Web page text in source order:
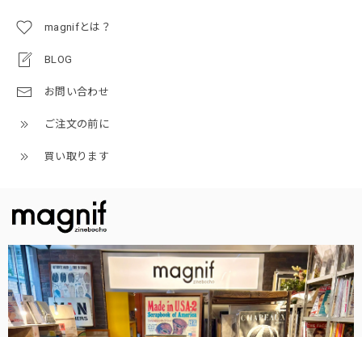
magnifとは？
BLOG
お問い合わせ
ご注文の前に
買い取ります